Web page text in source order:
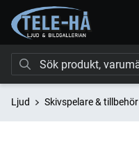
Ljud Skivspelare & tillbehör